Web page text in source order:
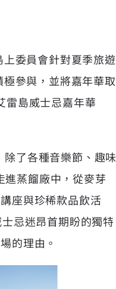
委員會針對夏季旅遊
參與，並將嘉年華取
雷島威士忌嘉年華
了各種音樂節、趣味
蒸餾廠中，從麥芽
座與珍稀款品飲活
忌迷昂首期盼的獨特
的理由。